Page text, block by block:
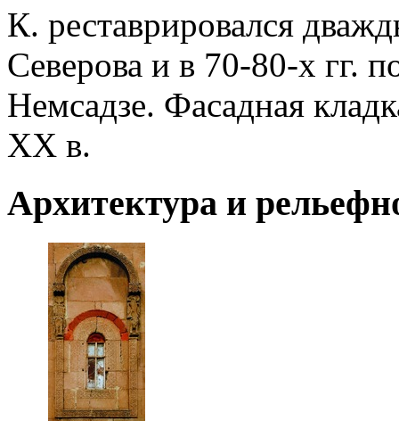
К. реставрировался
Северова и в 70-80-х гг.
Немсадзе. Фасадная
XX в.
Архитектура и